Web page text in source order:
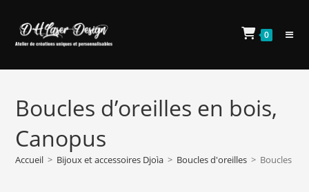
content
0
Boucles d’oreilles en bois,
Canopus
Accueil > Bijoux et accessoires Djoìa > Boucles d'oreilles > Boucles